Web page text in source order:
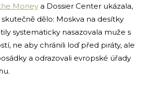
Money a Dossier Center ukázala,
dělo: Moskva na desítky
systematicky nasazovala muže s
ne aby chránili loď před piráty, ale
a odrazovali evropské úřady